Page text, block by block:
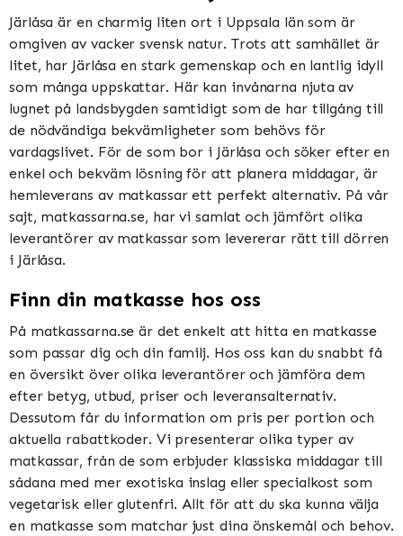
Järlåsa är en charmig liten ort i Uppsala län som är
omgiven av vacker svensk natur. Trots att samhället är
litet, har Järlåsa en stark gemenskap och en lantlig idyll
som många uppskattar. Här kan invånarna njuta av
lugnet på landsbygden samtidigt som de har tillgång till
de nödvändiga bekvämligheter som behövs för
vardagslivet. För de som bor i Järlåsa och söker efter en
enkel och bekväm lösning för att planera middagar, är
hemleverans av matkassar ett perfekt alternativ. På vår
sajt, matkassarna.se, har vi samlat och jämfört olika
leverantörer av matkassar som levererar rätt till dörren
i Järlåsa.
Finn din matkasse hos oss
På matkassarna.se är det enkelt att hitta en matkasse
som passar dig och din familj. Hos oss kan du snabbt få
en översikt över olika leverantörer och jämföra dem
efter betyg, utbud, priser och leveransalternativ.
Dessutom får du information om pris per portion och
aktuella rabattkoder. Vi presenterar olika typer av
matkassar, från de som erbjuder klassiska middagar till
sådana med mer exotiska inslag eller specialkost som
vegetarisk eller glutenfri. Allt för att du ska kunna välja
en matkasse som matchar just dina önskemål och behov.